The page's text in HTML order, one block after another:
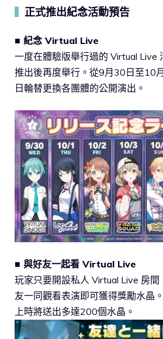
正式推出紀念活動預告
■ 紀念 Virtual Live
一度在體驗版舉行過的 Virtual Live
推出後再度舉行。從9月30日至10
日輪替更換各團體的公開演出。
■ 與好友一起看 Virtual Live
玩家只要開設私人 Virtual Live 房
友一同觀看表演即可獲得獎勵水晶
上時將送出多達200個水晶。